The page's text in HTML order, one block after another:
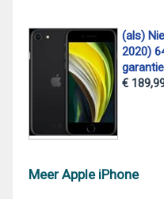
(als)
2020)
garantie
€
Meer Apple iPhone